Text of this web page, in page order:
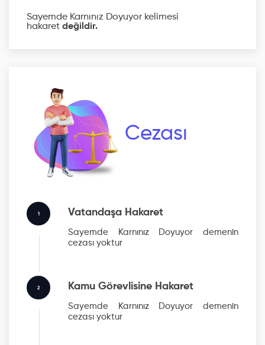
Sayemde Karnınız Doyuyor kelimesi
hakaret değildir.
Cezası
1 Vatandaşa Hakaret
Sayemde Karnınız Doyuyor demenin
cezası yoktur
2 Kamu Görevlisine Hakaret
Sayemde Karnınız Doyuyor demenin
cezası yoktur